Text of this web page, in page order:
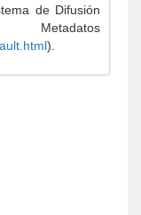
de Difusión
).